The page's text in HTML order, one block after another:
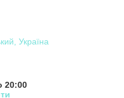
Україна
20:00